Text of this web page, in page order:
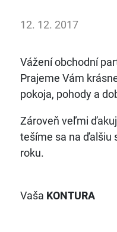
12. 12. 2017
Vážení obchodní
Prajeme Vám
pokoja, pohody a
Zároveň veľmi
tešíme sa na ďalšiu
roku.
Vaša KONTURA